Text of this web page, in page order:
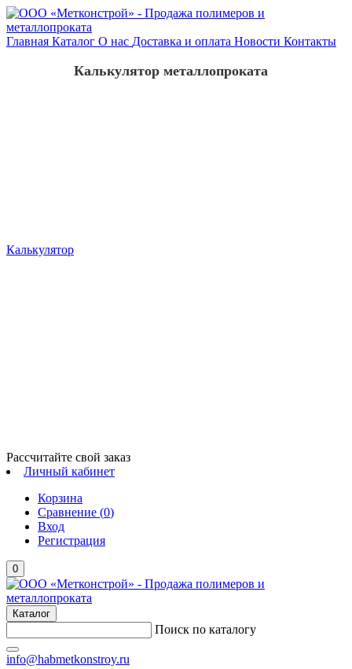
Главная Каталог О нас Доставка и оплата Новости Контакты
Калькулятор
Калькулятор металлопроката
Рассчитайте свой заказ
Личный кабинет
Корзина
Сравнение (0)
Вход
Регистрация
0
Каталог
Поиск по каталогу
info@habmetkonstroy.ru